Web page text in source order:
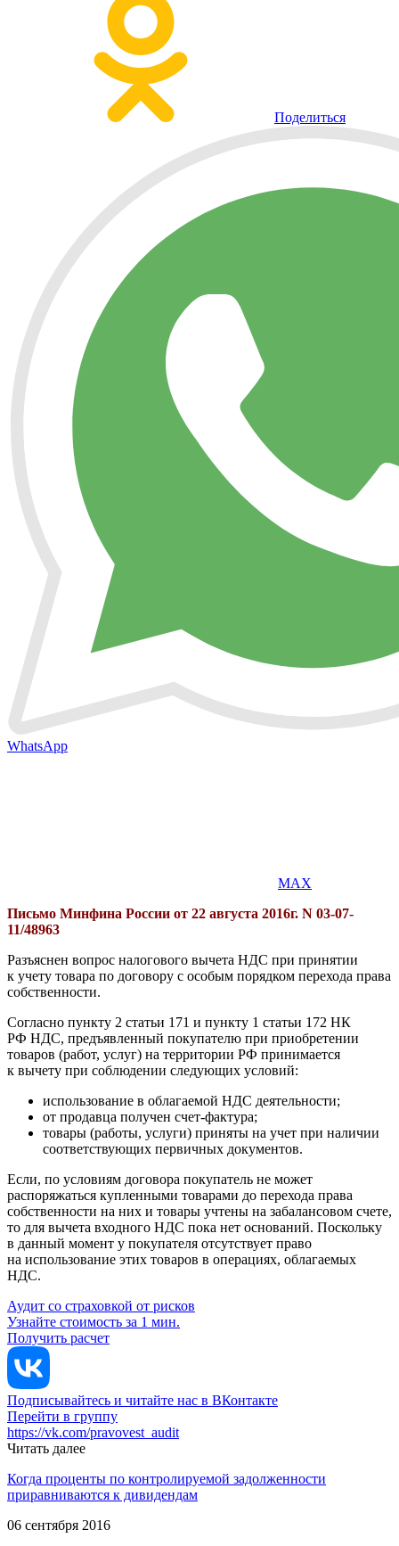
Поделиться
WhatsApp
MAX
Письмо Минфина России от 22 августа 2016г. N 03-07-
11/48963
Разъяснен вопрос налогового вычета НДС при принятии
к учету товара по договору с особым порядком перехода права
собственности.
Согласно пункту 2 статьи 171 и пункту 1 статьи 172 НК
РФ НДС, предъявленный покупателю при приобретении
товаров (работ, услуг) на территории РФ принимается
к вычету при соблюдении следующих условий:
использование в облагаемой НДС деятельности;
от продавца получен счет-фактура;
товары (работы, услуги) приняты на учет при наличии
соответствующих первичных документов.
Если, по условиям договора покупатель не может
распоряжаться купленными товарами до перехода права
собственности на них и товары учтены на забалансовом счете,
то для вычета входного НДС пока нет оснований. Поскольку
в данный момент у покупателя отсутствует право
на использование этих товаров в операциях, облагаемых
НДС.
Аудит со страховкой от рисков
Узнайте стоимость за 1 мин.
Получить расчет
Подписывайтесь и читайте нас в ВКонтакте
Перейти в группу
https://vk.com/pravovest_audit
Читать далее
Когда проценты по контролируемой задолженности
приравниваются к дивидендам
06 сентября 2016